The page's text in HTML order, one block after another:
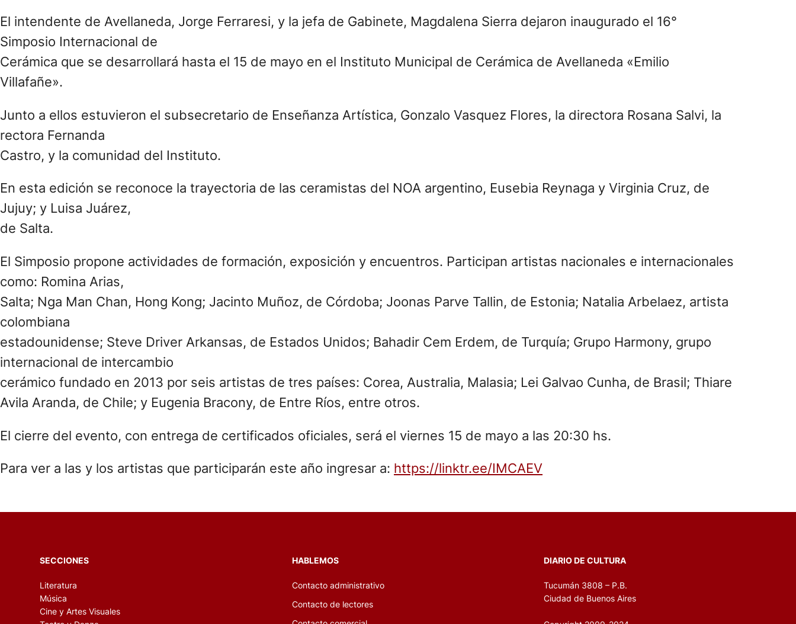
El intendente de Avellaneda, Jorge Ferraresi, y la jefa de Gabinete, Magdalena Sierra dejaron inaugurado el 16°
Simposio Internacional de
Cerámica que se desarrollará hasta el 15 de mayo en el Instituto Municipal de Cerámica de Avellaneda «Emilio
Villafañe».
Junto a ellos estuvieron el subsecretario de Enseñanza Artística, Gonzalo Vasquez Flores, la directora Rosana Salvi, la
rectora Fernanda
Castro, y la comunidad del Instituto.
En esta edición se reconoce la trayectoria de las ceramistas del NOA argentino, Eusebia Reynaga y Virginia Cruz, de
Jujuy; y Luisa Juárez,
de Salta.
El Simposio propone actividades de formación, exposición y encuentros. Participan artistas nacionales e internacionales
como: Romina Arias,
Salta; Nga Man Chan, Hong Kong; Jacinto Muñoz, de Córdoba; Joonas Parve Tallin, de Estonia; Natalia Arbelaez, artista
colombiana
estadounidense; Steve Driver Arkansas, de Estados Unidos; Bahadir Cem Erdem, de Turquía; Grupo Harmony, grupo
internacional de intercambio
cerámico fundado en 2013 por seis artistas de tres países: Corea, Australia, Malasia; Lei Galvao Cunha, de Brasil; Thiare
Avila Aranda, de Chile; y Eugenia Bracony, de Entre Ríos, entre otros.
El cierre del evento, con entrega de certificados oficiales, será el viernes 15 de mayo a las 20:30 hs.
Para ver a las y los artistas que participarán este año ingresar a: https://linktr.ee/IMCAEV
SECCIONES
Literatura
Música
Cine y Artes Visuales
HABLEMOS
Contacto administrativo
Contacto de lectores
DIARIO DE CULTURA
Tucumán 3808 – P.B.
Ciudad de Buenos Aires